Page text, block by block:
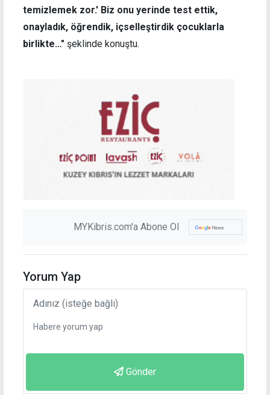
temizlemek zor.' Biz onu yerinde test ettik,
onayladık, öğrendik, içselleştirdik çocuklarla
birlikte…" şeklinde konuştu.
MYKibris.com'a Abone Ol
Yorum Yap
Gönder